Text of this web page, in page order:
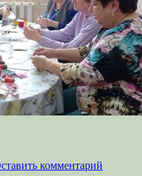
комментарий